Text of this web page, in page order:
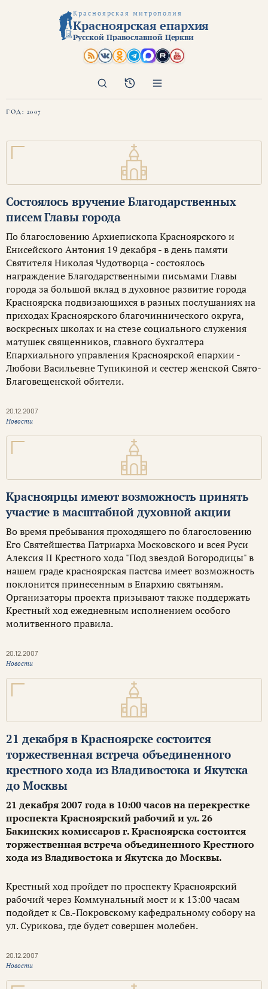
Красноярская митрополия
Красноярская епархия
Русской Православной Церкви
Архив
Поиск
ГОД: 2007
Состоялось вручение Благодарственных
писем Главы города
По благословению Архиепископа Красноярского и
Енисейского Антония 19 декабря - в день памяти
Святителя Николая Чудотворца - состоялось
награждение Благодарственными письмами Главы
города за большой вклад в духовное развитие города
Красноярска подвизающихся в разных послушаниях на
приходах Красноярского благочиннического округа,
воскресных школах и на стезе социального служения
матушек священников, главного бухгалтера
Епархиального управления Красноярской епархии -
Любови Васильевне Тупикиной и сестер женской Свято-
Благовещенской обители.
20.12.2007
Новости
Красноярцы имеют возможность принять
участие в масштабной духовной акции
Во время пребывания проходящего по благословению
Его Святейшества Патриарха Московского и всея Руси
Алексия II Крестного хода "Под звездой Богородицы" в
нашем граде красноярская пастсва имеет возможность
поклонится принесенным в Епархию святыням.
Организаторы проекта призывают также поддержать
Крестный ход ежедневным исполнением особого
молитвенного правила.
20.12.2007
Новости
21 декабря в Красноярске состоится
торжественная встреча объединенного
крестного хода из Владивостока и Якутска
до Москвы
21 декабря 2007 года в 10:00 часов на перекрестке
проспекта Красноярский рабочий и ул. 26
Бакинских комиссаров г. Красноярска состоится
торжественная встреча объединенного Крестного
хода из Владивостока и Якутска до Москвы.
Крестный ход пройдет по проспекту Красноярский
рабочий через Коммунальный мост и к 13:00 часам
подойдет к Cв.-Покровскому кафедральному собору на
ул. Сурикова, где будет совершен молебен.
20.12.2007
Новости